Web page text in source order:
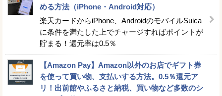
める方法（iPhone・Android対応）
楽天カードからiPhone、AndroidのモバイルSuica
に条件を満たした上でチャージすればポイントが
貯まる！還元率は0.5％
【Amazon Pay】Amazon以外のお店でギフト券
を使って買い物、支払いする方法。0.5％還元ア
リ！出前館やふるさと納税、買い物など多数のシ